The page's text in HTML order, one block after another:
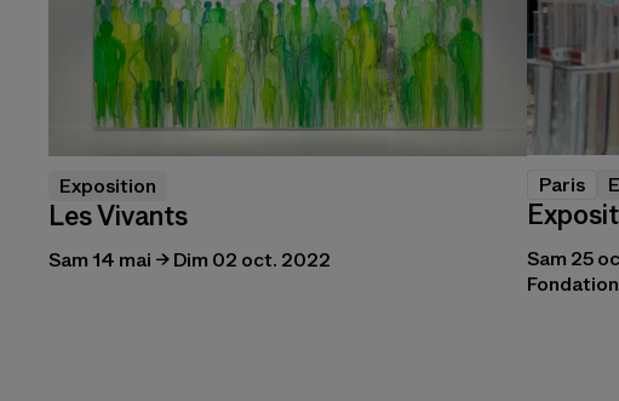
Exposition
Les Vivants
Sam 14 mai → Dim 02 oct. 2022
Paris
Sam 25